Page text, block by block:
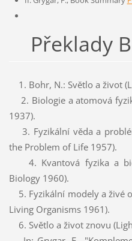
Překlady
1. Bohr, N.: Světlo a život
2. Biologie a atomová
1937).
3. Fyzikální věda a
the Problem of Life 1957).
4. Kvantová fyzika a
Biology 1960).
5. Fyzikální modely a živé
Living Organisms 1961).
6. Světlo a život znovu